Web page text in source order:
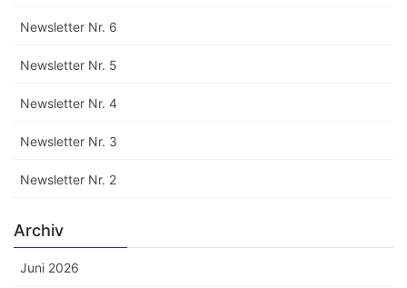
Newsletter Nr. 6
Newsletter Nr. 5
Newsletter Nr. 4
Newsletter Nr. 3
Newsletter Nr. 2
Archiv
Juni 2026